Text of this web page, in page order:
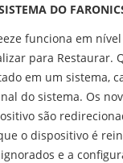
DO
funciona em
para Restaurar.
em um sistema,
do sistema. Os
são
o dispositivo é
e a